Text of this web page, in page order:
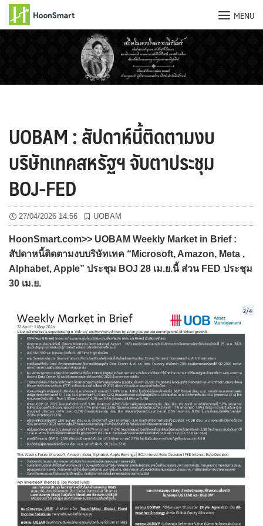
MENU
UOBAM : สัปดาห์นี้ติดตามงบ
บริษัทเทคสหรัฐฯ จับตาประชุม
BOJ-FED
27/04/2026 14:56 UOBAM
HoonSmart.com>> UOBAM Weekly Market in Brief :
สัปดาหนี้ติดตามงบบริษัทเทค “Microsoft, Amazon, Meta ,
Alphabet, Apple” ประชุม BOJ 28 เม.ย.นี้ ส่วน FED ประชุม
30 เม.ย.